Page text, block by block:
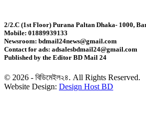
সৌদিতে কারখানায় ভয়াবহ আগুনে
কুবিতে বিশ্ব আদিবাসী দিবসে
অনুষ্ঠান অনুষ্ঠিত
রাষ্ট্রপতির শপথ গ্রহণ অনুষ্ঠান
2/2.C (1st Floor) Purana Paltan Dhaka- 1000,
Mobile: 01889939133
Newsroom: bdmail24news@gmail.com
Contact for ads: adsalesbdmail24@gmail.com
Published by the Editor BD Mail 24
© 2026 - বিডিমেইল২৪. All Rights Reserved.
Website Design: Design Host BD